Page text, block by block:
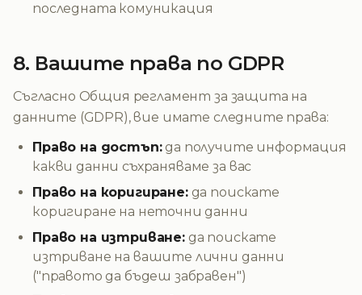
последната комуникация
8. Вашите права по GDPR
Съгласно Общия регламент за защита на
данните (GDPR), вие имате следните права:
Право на достъп:да получите информация
какви данни съхраняваме за вас
Право на коригиране:да поискате
коригиране на неточни данни
Право на изтриване:да поискате
изтриване на вашите лични данни
("правото да бъдеш забравен")